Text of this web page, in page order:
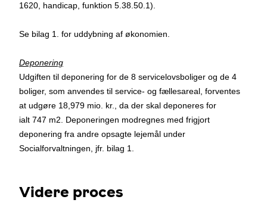
1620, handicap, funktion 5.38.50.1).
Se bilag 1. for uddybning af økonomien.
Deponering
Udgiften til deponering for de 8 servicelovsboliger og de 4
boliger, som anvendes til service- og fællesareal, forventes
at udgøre 18,979 mio. kr., da der skal deponeres for
ialt 747 m2. Deponeringen modregnes med frigjort
deponering fra andre opsagte lejemål under
Socialforvaltningen, jfr. bilag 1.
Videre proces